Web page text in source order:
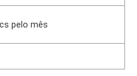
pelo mês